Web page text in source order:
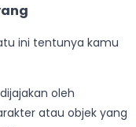
ini tentunya kamu
oleh
atau objek yang